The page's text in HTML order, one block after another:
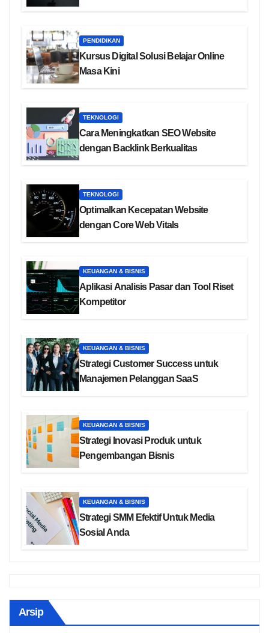
PENDIDIKAN
Kursus Digital Solusi Belajar Online
Masa Kini
TEKNOLOGI
Cara Meningkatkan SEO Website
dengan Backlink Berkualitas
TEKNOLOGI
Optimalkan Kecepatan Website
dengan Core Web Vitals
KEUANGAN & BISNIS
Aplikasi Analisis Pasar dan Tool Riset
Kompetitor
KEUANGAN & BISNIS
Strategi Customer Success untuk
Manajemen Pelanggan SaaS
KEUANGAN & BISNIS
Strategi Inovasi Produk untuk
Pengembangan Bisnis
KEUANGAN & BISNIS
Strategi SMM Efektif Untuk Media
Sosial Anda
Arsip